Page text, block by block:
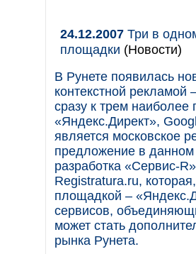
24.12.2007 Три в
площадки (Новости)
В Рунете появилась
контекстной рекламой
сразу к трем
«Яндекс.Директ»,
является московское
предложение в данном
разработка «Сервис-
Registratura.ru,
площадкой –
сервисов,
может стать
рынка Рунета.